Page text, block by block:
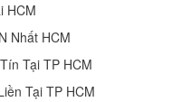
HCM
Nhất HCM
Tại TP HCM
Tại TP HCM